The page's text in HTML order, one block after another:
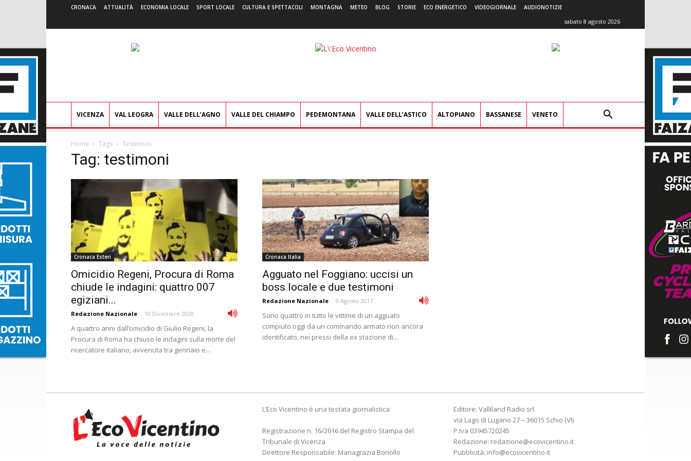
CRONACA ATTUALITÀ ECONOMIA LOCALE SPORT LOCALE CULTURA E SPETTACOLI MONTAGNA METEO BLOG STORIE ECO ENERGETICO VIDEOGIORNALE AUDIONOTIZIE
sabato 8 agosto 2026
L'Eco
VICENZA VAL LEOGRA VALLE DELL’AGNO VALLE DEL CHIAMPO PEDEMONTANA VALLE DELL’ASTICO ALTOPIANO BASSANESE VENETO
Home Tags Testimoni
Tag: testimoni
Cronaca Esteri
Omicidio Regeni, Procura di Roma
chiude le indagini: quattro 007
egiziani...
Redazione Nazionale - 10 Dicembre 2020
A quattro anni dall’omicidio di Giulio Regeni, la
Procura di Roma ha chiuso le indagini sulla morte del
ricercatore italiano, avvenuta tra gennaio e...
Cronaca Italia
Agguato nel Foggiano: uccisi un
boss locale e due testimoni
Redazione Nazionale - 9 Agosto 2017
Sono quattro in tutto le vittime di un agguato
compiuto oggi da un commando armato non ancora
identificato, nei pressi della ex stazione di...
L’Eco Vicentino è una testata giornalistica
Registrazione n. 16/2016 del Registro Stampa del
Tribunale di Vicenza
Direttore Responsabile: Mariagrazia Bonollo
Editore: Valliland Radio srl
via Lago di Lugano 27 – 36015 Schio (VI)
P.Iva 03945720245
Redazione: redazione@ecovicentino.it
Pubblicità: info@ecovicentino.it